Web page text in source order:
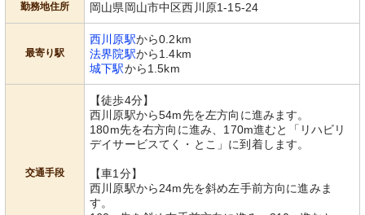
勤務地住所 岡山県岡山市中区西川原1-15-24
最寄り駅
西川原駅から0.2km
法界院駅から1.4km
城下駅から1.5km
交通手段
【徒歩4分】
西川原駅から54m先を左方向に進みます。
180m先を右方向に進み、170m進むと「リハビリ
デイサービスてく・とこ」に到着します。
【車1分】
西川原駅から24m先を斜め左手前方向に進みま
す。